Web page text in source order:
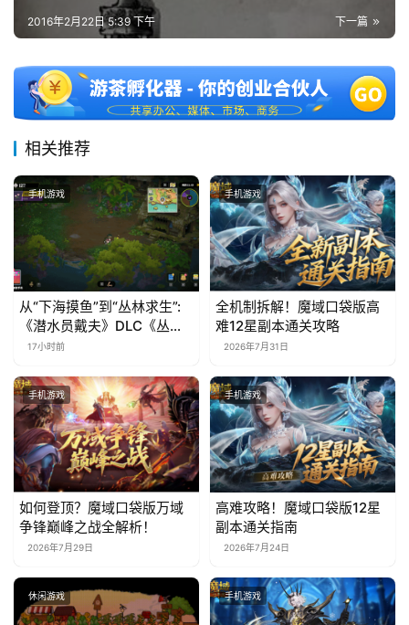
上
海
站
中
文
(
中
国
)
下一篇
2016年2月22日 5:39 下午
相关推荐
手机游戏
从“下海摸鱼”到“丛林求生”:
《潜水员戴夫》DLC《丛
林》移动端定档8月14日
17小时前
手机游戏
全机制拆解！魔域口袋版高
难12星副本通关攻略
2026年7月31日
手机游戏
如何登顶？魔域口袋版万域
争锋巅峰之战全解析！
2026年7月29日
手机游戏
高难攻略！魔域口袋版12星
副本通关指南
2026年7月24日
休闲游戏 手机游戏